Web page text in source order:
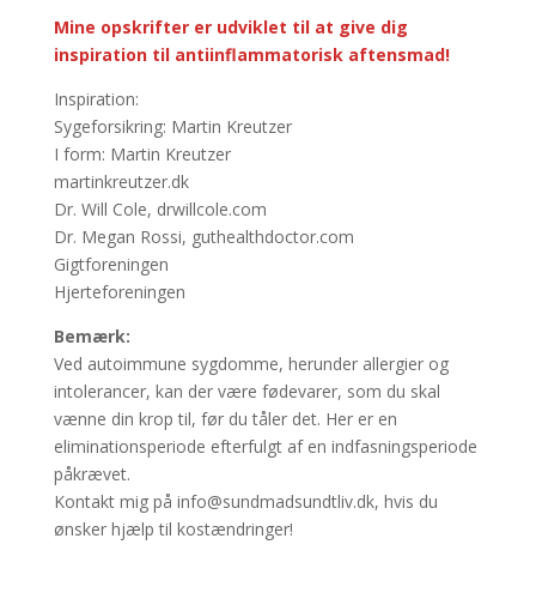
Mine opskrifter er udviklet til at give dig
inspiration til antiinflammatorisk aftensmad!
Inspiration:
Sygeforsikring: Martin Kreutzer
I form: Martin Kreutzer
martinkreutzer.dk
Dr. Will Cole, drwillcole.com
Dr. Megan Rossi, guthealthdoctor.com
Gigtforeningen
Hjerteforeningen
Bemærk:
Ved autoimmune sygdomme, herunder allergier og
intolerancer, kan der være fødevarer, som du skal
vænne din krop til, før du tåler det. Her er en
eliminationsperiode efterfulgt af en indfasningsperiode
påkrævet.
Kontakt mig på info@sundmadsundtliv.dk, hvis du
ønsker hjælp til kostændringer!